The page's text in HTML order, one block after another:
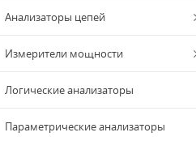
Анализаторы цепей
Измерители мощности
Логические анализаторы
Параметрические анализаторы